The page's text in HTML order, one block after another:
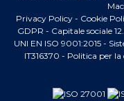
Privacy Policy - Cookie
GDPR - Capitale sociale
UNI EN ISO 9001:2015 -
IT316370 - Politica per la